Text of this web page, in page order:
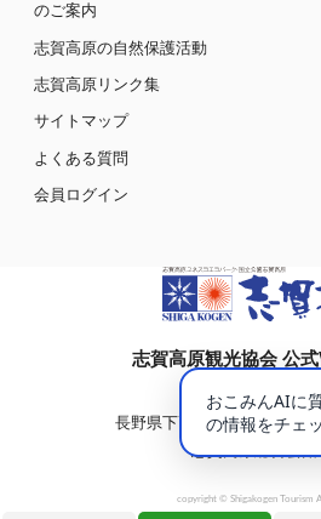
のご案内
志賀高原の自然保護活動
志賀高原リンク集
サイトマップ
よくある質問
会員ログイン
志賀高原観光協会 公
〒381-0401
長野県下高井郡山ノ内町大字
志賀高原総合会館
copyright © Shigakogen Tourism